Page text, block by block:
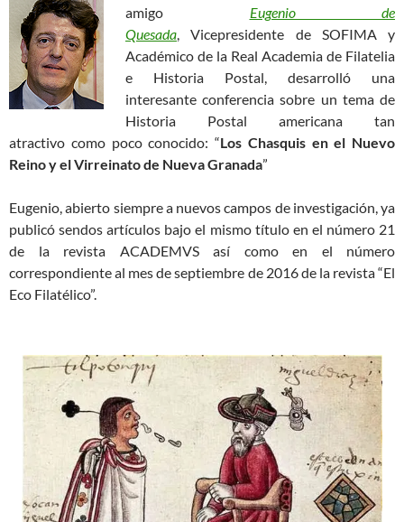
amigo Eugenio de
Quesada, Vicepresidente de SOFIMA y
Académico de la Real Academia de Filatelia
e Historia Postal, desarrolló una
interesante conferencia sobre un tema de
Historia Postal americana tan
atractivo como poco conocido: “Los Chasquis en el Nuevo
Reino y el Virreinato de Nueva Granada”
Eugenio, abierto siempre a nuevos campos de investigación, ya
publicó sendos artículos bajo el mismo título en el número 21
de la revista ACADEMVS así como en el número
correspondiente al mes de septiembre de 2016 de la revista “El
Eco Filatélico”.